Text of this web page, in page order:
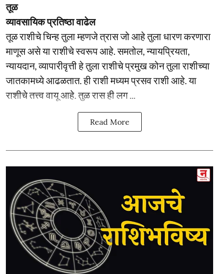
तूळ
व्यावसायिक प्रतिष्ठा वाढेल
तूळ राशीचे चिन्ह तुला म्हणजे त्रास जो आहे तुला धारण करणारा
माणूस असे या राशीचे स्वरूप आहे. समतोल, न्यायप्रियता,
न्यायदान, व्यापारीवृत्ती हे तुला राशीचे प्रमुख कोन तुला राशीच्या
जातकामध्ये आढळतात. ही राशी मध्यम प्रसव राशी आहे. या
राशीचे तत्त्व वायू आहे. तुळ रास ही लग ...
Read More